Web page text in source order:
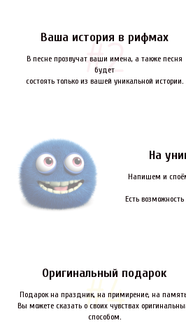
Ваша история в рифмах
В песне прозвучат ваши имена, а также песня
будет
состоять только из вашей уникальной истории.
На
Напишем и
Есть
Оригинальный подарок
Подарок на праздник, на примирение, на
Вы можете сказать о своих чувствах
способом.